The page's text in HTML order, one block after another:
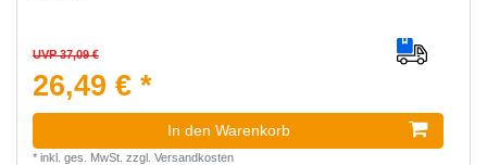
UVP 37,09 €
26,49 € *
In den Warenkorb
* inkl. ges. MwSt. zzgl. Versandkosten